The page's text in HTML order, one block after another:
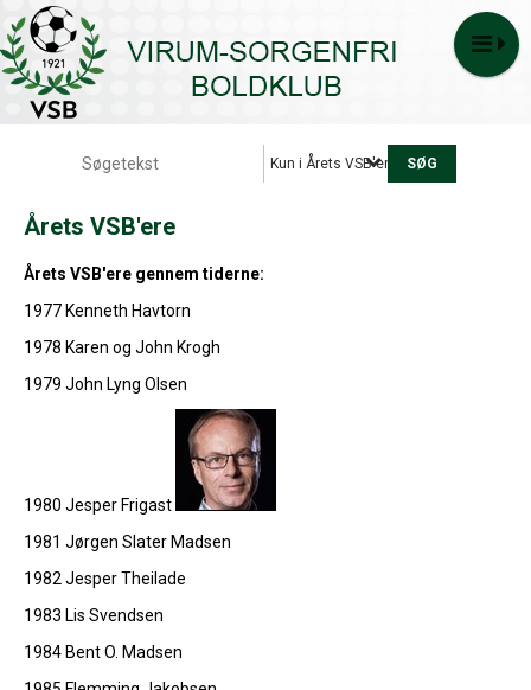
Kun i Årets VSB'ere
Årets VSB'ere
Årets VSB'ere gennem tiderne:
1977 Kenneth Havtorn
1978 Karen og John Krogh
1979 John Lyng Olsen
1980 Jesper Frigast
1981 Jørgen Slater Madsen
1982 Jesper Theilade
1983 Lis Svendsen
1984 Bent O. Madsen